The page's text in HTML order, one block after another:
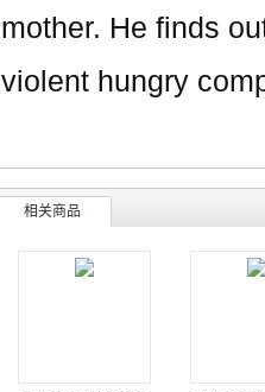
mother. He finds
violent hungry
相关商品